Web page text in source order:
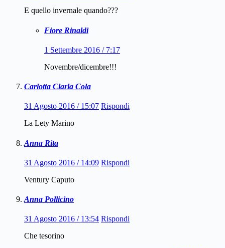
E quello invernale quando???
Fiore Rinaldi
1 Settembre 2016 / 7:17
Novembre/dicembre!!!
Carlotta Ciarla Cola
31 Agosto 2016 / 15:07 Rispondi
La Lety Marino
Anna Rita
31 Agosto 2016 / 14:09 Rispondi
Ventury Caputo
Anna Pollicino
31 Agosto 2016 / 13:54 Rispondi
Che tesorino